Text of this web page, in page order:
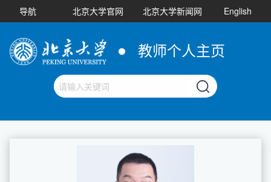
导航 北京大学官网 北京大学新闻网 English
教师个人主页